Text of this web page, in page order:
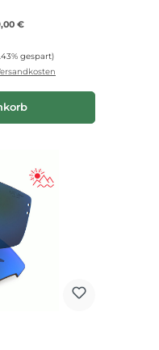
€
gespart)